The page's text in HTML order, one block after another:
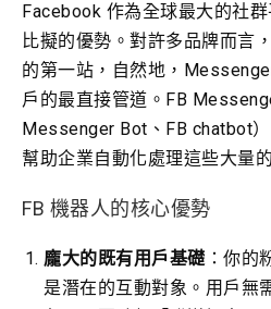
Facebook 作為全球最大的社
比擬的優勢。對許多品牌而言
的第一站，自然地，
戶的最直接管道。FB
Messenger Bot、FB chatbot
幫助企業自動化處理這些大量
FB 機器人的核心優勢
龐大的既有用戶基礎：你的
是潛在的互動對象。用戶無